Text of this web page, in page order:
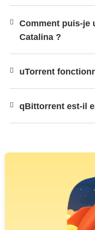
Comment puis-je
Catalina ?
uTorrent
qBittorrent est-il